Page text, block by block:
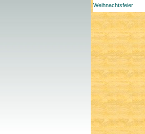
Weihnachtsfeier